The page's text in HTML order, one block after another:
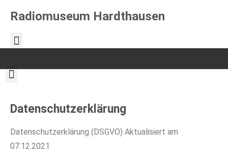
Radiomuseum Hardthausen
Datenschutzerklärung
Datenschutzerklärung (DSGVO) Aktualisiert am
07.12.2021